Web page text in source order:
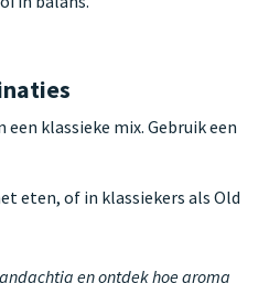
klassieke mix. Gebruik een
eten, of in klassiekers als Old
en ontdek hoe aroma